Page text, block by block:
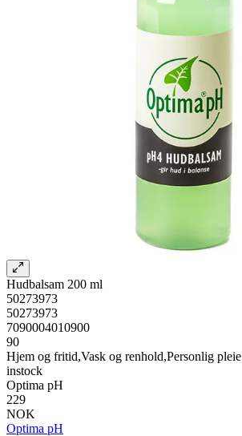
Hudbalsam 200 ml
50273973
50273973
7090004010900
90
Hjem og fritid,Vask og renhold,Personlig pleie
instock
Optima pH
229
NOK
Optima pH